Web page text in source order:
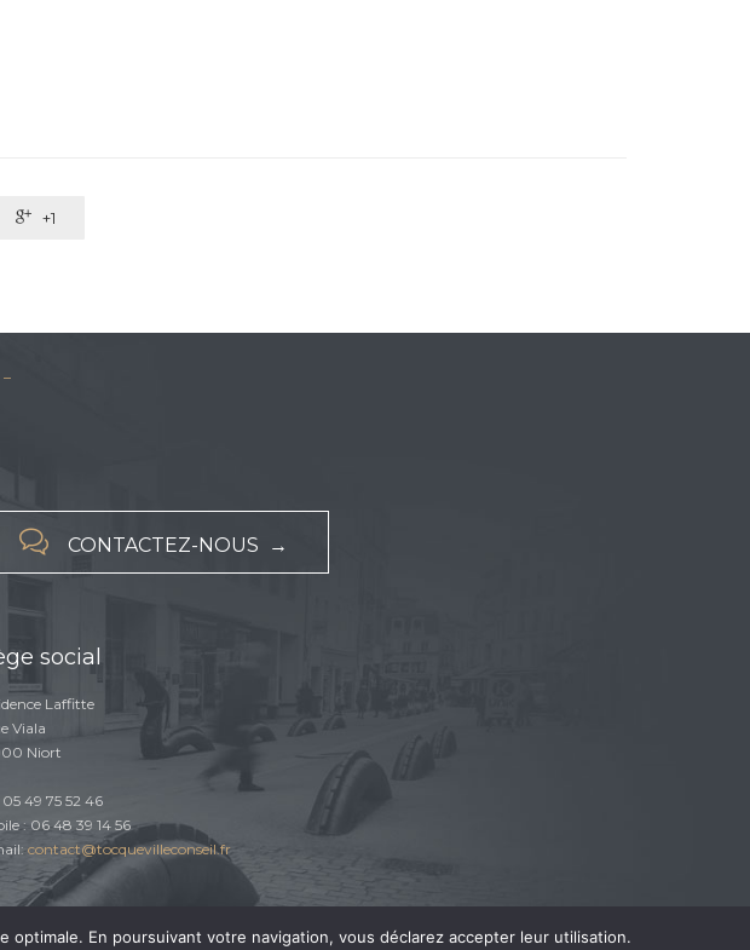
 +1
 CONTACTEZ-NOUS →
social
Laffitte
Viala
Niort
05 49 75 52 46
: 06 48 39 14 56
contact@tocquevilleconseil.fr
En poursuivant votre navigation, vous déclarez accepter leur utilisation.